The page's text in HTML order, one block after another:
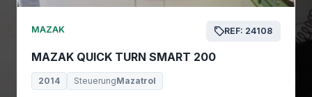
MAZAK REF: 24108
MAZAK QUICK TURN SMART 200
2014 SteuerungMazatrol